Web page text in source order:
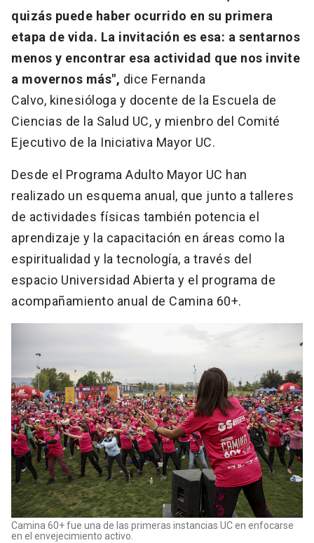
quizás puede haber ocurrido en su primera
etapa de vida. La invitación es esa: a sentarnos
menos y encontrar esa actividad que nos invite
a movernos más", dice Fernanda
Calvo, kinesióloga y docente de la Escuela de
Ciencias de la Salud UC, y mienbro del Comité
Ejecutivo de la Iniciativa Mayor UC.
Desde el Programa Adulto Mayor UC han
realizado un esquema anual, que junto a talleres
de actividades físicas también potencia el
aprendizaje y la capacitación en áreas como la
espiritualidad y la tecnología, a través del
espacio Universidad Abierta y el programa de
acompañamiento anual de Camina 60+.
Camina 60+ fue una de las primeras instancias UC en enfocarse
en el envejecimiento activo.